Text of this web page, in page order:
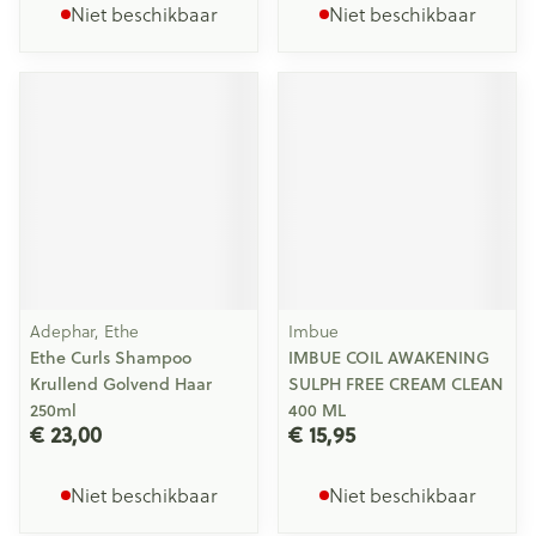
Niet beschikbaar Niet beschikbaar
Adephar, Ethe
Ethe Curls Shampoo
Krullend Golvend Haar
250ml
€ 23,00
Niet beschikbaar
Imbue
IMBUE COIL AWAKENING
SULPH FREE CREAM CLEAN
400 ML
€ 15,95
Niet beschikbaar